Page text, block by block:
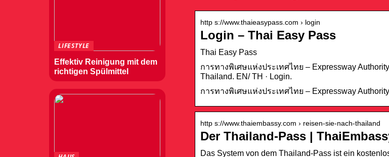
http s://www.thaieasypass.com › login
Login – Thai Easy Pass
Thai Easy Pass
การทางพิเศษแห่งประเทศไทย – Expressway
Thailand. EN/ TH · Login.
การทางพิเศษแห่งประเทศไทย – Expressway
http s://www.thaiembassy.com › reisen-sie-nach-thailand
Der Thailand-Pass |
Das System von dem Thailand-Pass ist ein
LIFESTYLE
Effektiv Reinigung mit dem
richtigen Spülmittel